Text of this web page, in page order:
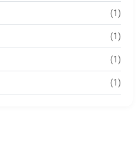
(1)
(1)
(1)
(1)